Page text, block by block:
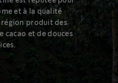
et à la qualité
produit des
cacao et de douces
de torréfactions